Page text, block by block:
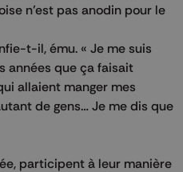
n’est pas anodin pour le
t-il, ému. « Je me suis
années que ça faisait
allaient manger mes
de gens… Je me dis que
participent à leur manière